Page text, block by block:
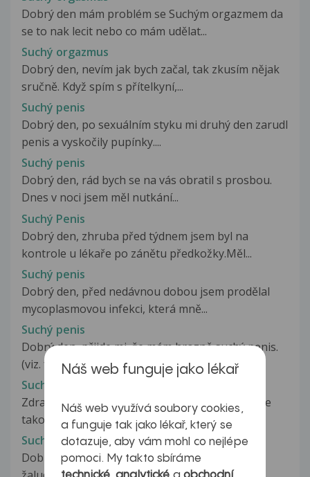
Dobrý den mám problém se Suchým orgazmem da
se to nak lecit nebo co mám udělat...
Suchý orgazmus
Dobrý den, nevím jak bych začal, tak zkusím nějak
sručně. Když spím s přítelkyní,...
Suchý penis
Dobrý den, po sexuálním styku mi druhý den zarudl
penis a vyskočily pupínky....
Suchý penis
Dobrý den, rád bych se na vás obratil s prosbou.
Dnes v noci jsem měl nutkání...
Suchý Penis
Dobrý den, zhruba před týdnem jsem byl na
kontrole u lékaře po zánětu předkožky.Měl...
Suchý penis
Dobrý den, před nedávnou dobou jsem prodělal
mycoplasmovou infekci, která mně...
Suchý penis
Dobrý den, přijde mi, že mám hrozně suchý penis.
(viz. foto). Nevím jaký přípravek...
Suchý penis
Zdravím, mám menší problém, a to s penisem. Je
takový vysušený a semtam mě...
Suchý penis
Dobrý den, mám takový problém, příjde mi, že
Náš web funguje jako lékař
Náš web využívá soubory cookies,
a funguje tak jako lékař, který se
dotazuje, aby vám mohl co nejlépe
pomoci. My takto sbíráme